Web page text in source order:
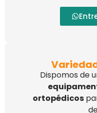
Dispomos de
ortopédicos